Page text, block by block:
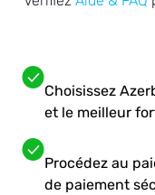
Choisissez
et le meilleur
Procédez au
de paiement